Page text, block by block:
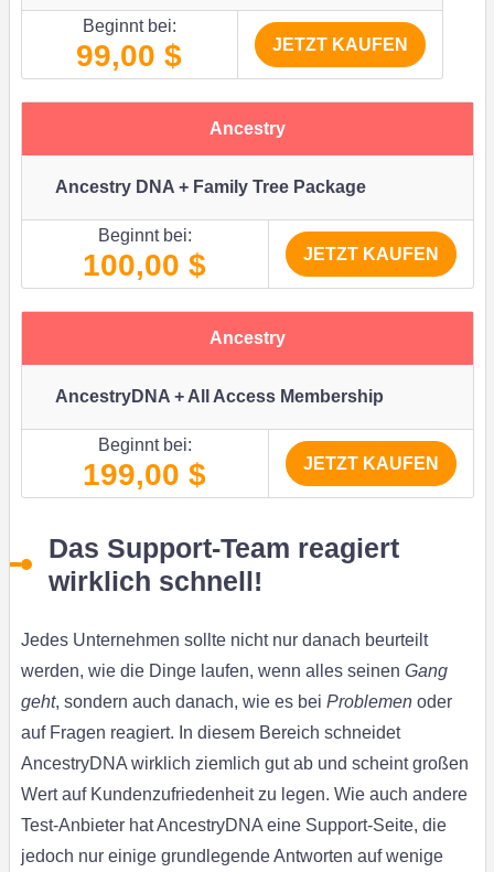
Beginnt bei:
99,00 $ JETZT KAUFEN
Ancestry
Ancestry DNA + Family Tree Package
Beginnt bei:
100,00 $ JETZT KAUFEN
Ancestry
AncestryDNA + All Access Membership
Beginnt bei:
199,00 $ JETZT KAUFEN
Das Support-Team reagiert
wirklich schnell!
Jedes Unternehmen sollte nicht nur danach beurteilt
werden, wie die Dinge laufen, wenn alles seinen Gang
geht, sondern auch danach, wie es bei Problemenoder
auf Fragen reagiert. In diesem Bereich schneidet
AncestryDNA wirklich ziemlich gut ab und scheint großen
Wert auf Kundenzufriedenheit zu legen. Wie auch andere
Test-Anbieter hat AncestryDNA eine Support-Seite, die
jedoch nur einige grundlegende Antworten auf wenige